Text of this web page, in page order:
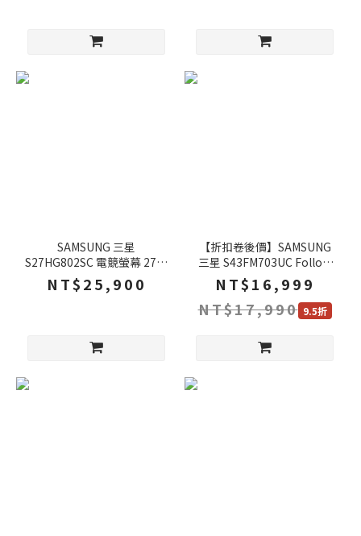
SAMSUNG 三星
S27HG802SC 電競螢幕 27吋
240Hz OLED 4k 0.03ms 可
旋轉 電腦螢幕
NT$25,900
【折扣卷後價】SAMSUNG
三星 S43FM703UC Follow
Me PRO 移動式螢幕 43吋
60Hz 4k 4ms 內建喇叭 螢幕
電腦螢幕
NT$16,999
NT$17,990 9.5折